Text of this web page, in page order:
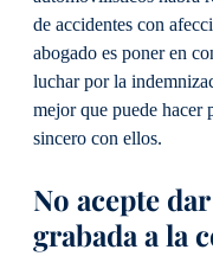
de accidentes con
abogado es poner en
luchar por la
mejor que puede hacer
sincero con ellos.
No acepte
grabada a la